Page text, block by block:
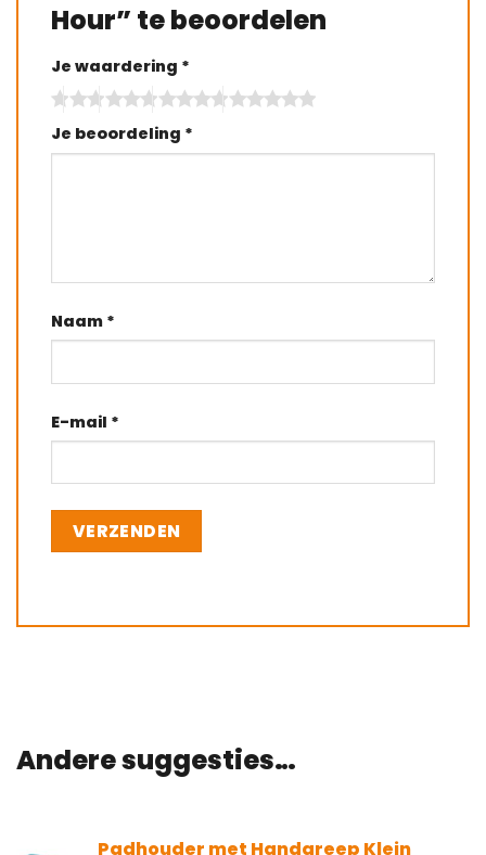
Hour” te beoordelen
Je waardering *
Je beoordeling *
Naam *
E-mail *
Andere suggesties…
Padhouder met Handgreep Klein